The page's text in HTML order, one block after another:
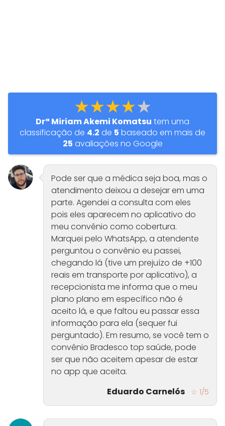
★★★★★
Drª Miriam Akemi Komatsu tem uma
classificação de 4.2 de 5 baseado em mais de
25 avaliações no Google
Pode ser que a médica seja boa, mas o
atendimento deixou a desejar em uma
parte. Agendei a consulta com eles
pois eles aparecem no aplicativo do
meu convênio como cobertura.
Marquei pelo WhatsApp, a atendente
perguntou o convênio eu passei,
chegando lá (tive um prejuízo de +100
reais em transporte por aplicativo), a
recepcionista me informa que o meu
plano plano em específico não é
aceito lá, e que faltou eu passar essa
informação para ela (sequer fui
perguntado). Em resumo, se você tem o
convênio Bradesco top saúde, pode
ser que não aceitem apesar de estar
no app que aceita.
Eduardo Carnelós
☆ 1/5